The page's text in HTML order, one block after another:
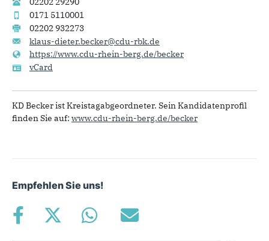
0171 5110001
02202 932273
klaus-dieter.becker@cdu-rbk.de
https://www.cdu-rhein-berg.de/becker
vCard
KD Becker istKreistagabgeordneter. Sein Kandidatenprofil
finden Sie auf: www.cdu-rhein-berg.de/becker
Empfehlen Sie uns!